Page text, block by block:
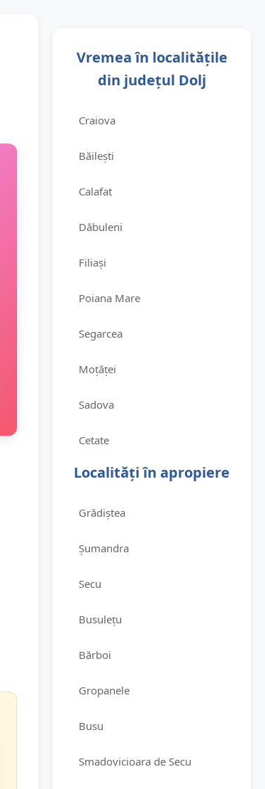
Vremea în localitățile
din județul Dolj
Craiova
Băilești
Calafat
Dăbuleni
Filiași
Poiana Mare
Segarcea
Moțăței
Sadova
Cetate
Localități în apropiere
Grădiștea
Șumandra
Secu
Busulețu
Bărboi
Gropanele
Busu
Smadovicioara de Secu